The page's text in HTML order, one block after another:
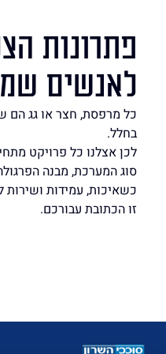
פתרונות
לאנשים
כל מרפסת, חצר או גג הם
בחלל.
לכן אצלנו כל פרויקט
סוג המערכת, מבנה
כשאיכות, עמידות
זו הכתובת עבורכם.